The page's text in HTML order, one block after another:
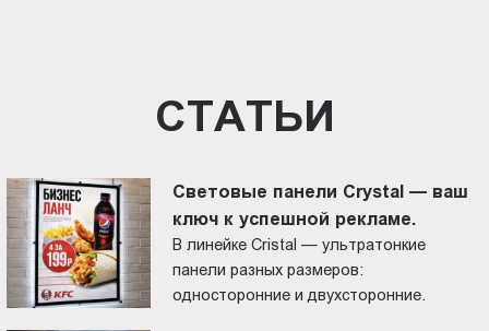
СТАТЬИ
Световые панели Crystal — ваш
ключ к успешной рекламе.
В линейке Cristal — ультратонкие
панели разных размеров:
односторонние и двухсторонние.